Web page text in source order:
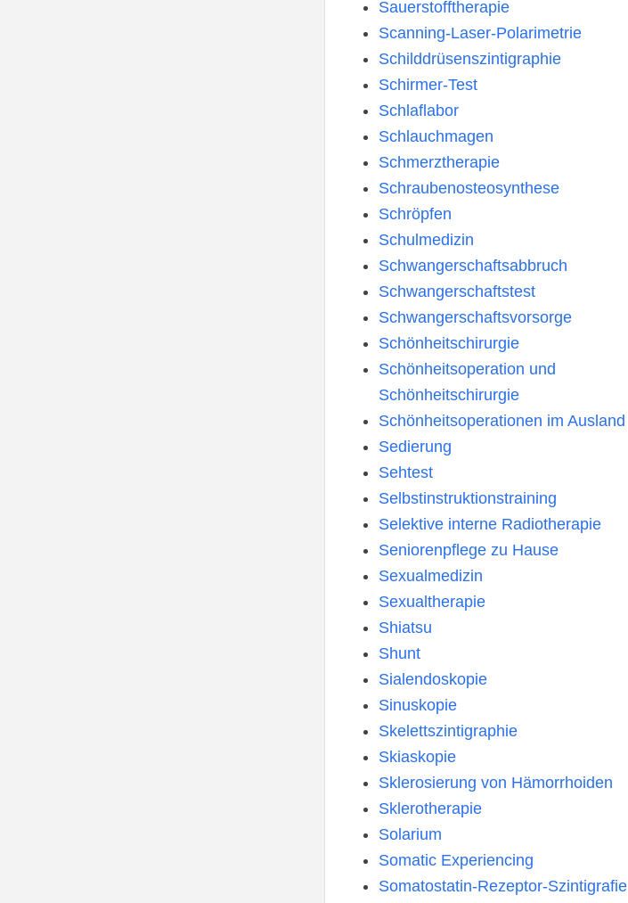
Sauerstofftherapie
Scanning-Laser-Polarimetrie
Schilddrüsenszintigraphie
Schirmer-Test
Schlaflabor
Schlauchmagen
Schmerztherapie
Schraubenosteosynthese
Schröpfen
Schulmedizin
Schwangerschaftsabbruch
Schwangerschaftstest
Schwangerschaftsvorsorge
Schönheitschirurgie
Schönheitsoperation und
Schönheitschirurgie
Schönheitsoperationen im Ausland
Sedierung
Sehtest
Selbstinstruktionstraining
Selektive interne Radiotherapie
Seniorenpflege zu Hause
Sexualmedizin
Sexualtherapie
Shiatsu
Shunt
Sialendoskopie
Sinuskopie
Skelettszintigraphie
Skiaskopie
Sklerosierung von Hämorrhoiden
Sklerotherapie
Solarium
Somatic Experiencing
Somatostatin-Rezeptor-Szintigrafie